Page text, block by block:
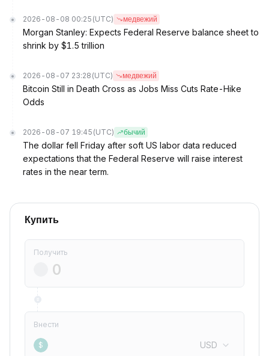
2026-08-08 00:25 (UTC) медвежий
Morgan Stanley: Expects Federal Reserve balance sheet to
shrink by $1.5 trillion
2026-08-07 23:28 (UTC) медвежий
Bitcoin Still in Death Cross as Jobs Miss Cuts Rate-Hike
Odds
2026-08-07 19:45 (UTC) бычий
The dollar fell Friday after soft US labor data reduced
expectations that the Federal Reserve will raise interest
rates in the near term.
Купить
Получить
Внести
$ USD